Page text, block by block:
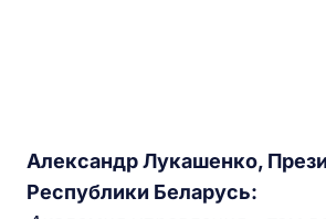
Александр Лукашенко,
Республики Беларусь: